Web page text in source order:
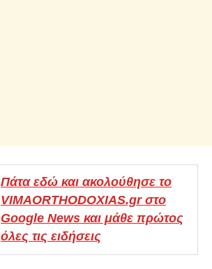
Πάτα εδώ και ακολούθησε το
VIMAORTHODOXIAS.gr στο
Google News και μάθε πρώτος
όλες τις ειδήσεις